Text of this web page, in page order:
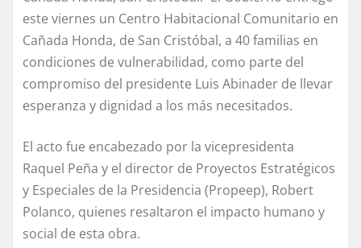
este viernes un Centro Habitacional Comunitario en
Cañada Honda, de San Cristóbal, a 40 familias en
condiciones de vulnerabilidad, como parte del
compromiso del presidente Luis Abinader de llevar
esperanza y dignidad a los más necesitados.
El acto fue encabezado por la vicepresidenta
Raquel Peña y el director de Proyectos Estratégicos
y Especiales de la Presidencia (Propeep), Robert
Polanco, quienes resaltaron el impacto humano y
social de esta obra.